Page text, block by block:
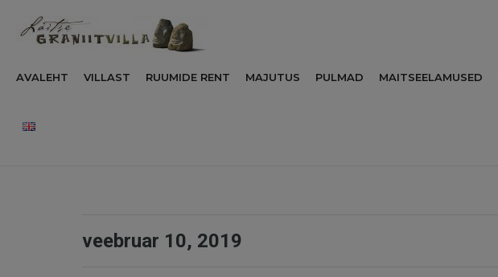
AVALEHT VILLAST RUUMIDE RENT MAJUTUS PULMAD MAITSEELAMUSED
veebruar 10, 2019